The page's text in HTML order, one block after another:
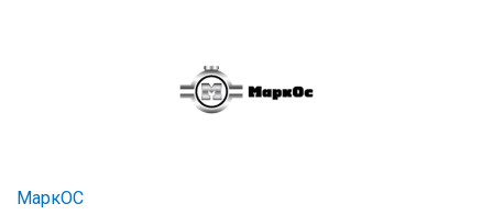
МаркОС